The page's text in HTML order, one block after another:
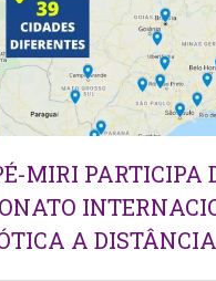
MIRI PARTICIPA
A DISTÂNCIA